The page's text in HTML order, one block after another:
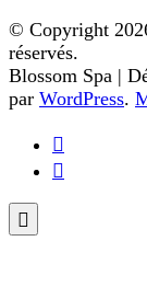
© Copyright
réservés.
Blossom Spa |
par WordPress.